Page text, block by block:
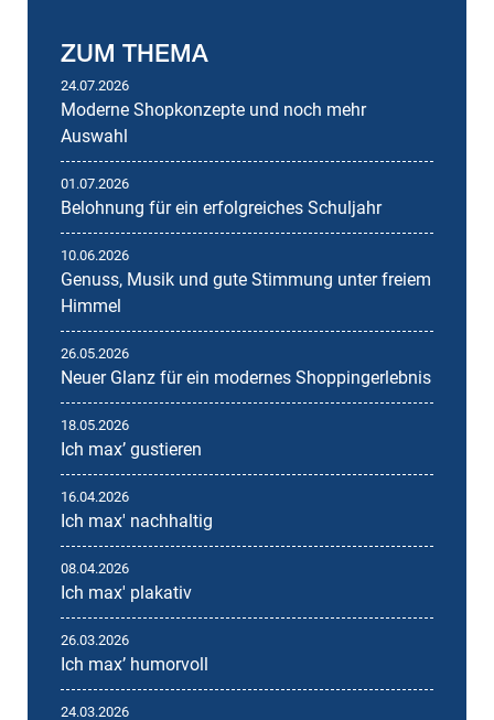
ZUM THEMA
24.07.2026
Moderne Shopkonzepte und noch mehr
Auswahl
01.07.2026
Belohnung für ein erfolgreiches Schuljahr
10.06.2026
Genuss, Musik und gute Stimmung unter freiem
Himmel
26.05.2026
Neuer Glanz für ein modernes Shoppingerlebnis
18.05.2026
Ich maxʼ gustieren
16.04.2026
Ich max' nachhaltig
08.04.2026
Ich max' plakativ
26.03.2026
Ich maxʼ humorvoll
24.03.2026